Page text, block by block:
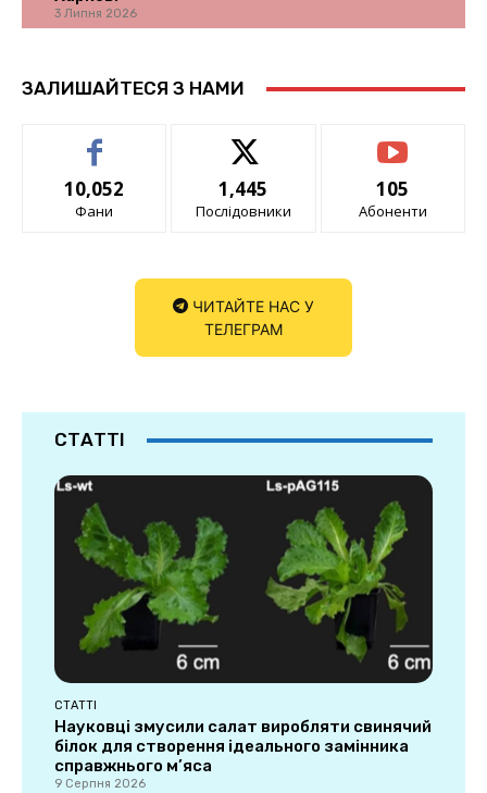
3 Липня 2026
ЗАЛИШАЙТЕСЯ З НАМИ
10,052
Фани
1,445
Послідовники
105
Абоненти
ЧИТАЙТЕ НАС У
ТЕЛЕГРАМ
СТАТТІ
СТАТТІ
Науковці змусили салат виробляти свинячий
білок для створення ідеального замінника
справжнього м’яса
9 Серпня 2026